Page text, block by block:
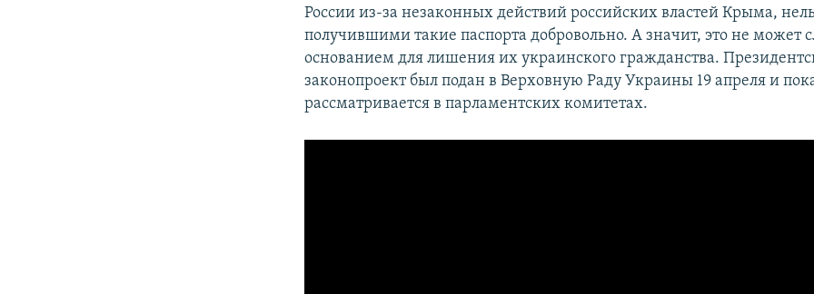
России из-за незаконных действий российских властей Крыма,
получившими такие паспорта добровольно. А значит, это не может
основанием для лишения их украинского гражданства.
законопроект был подан в Верховную Раду Украины 19 апреля и
рассматривается в парламентских комитетах.